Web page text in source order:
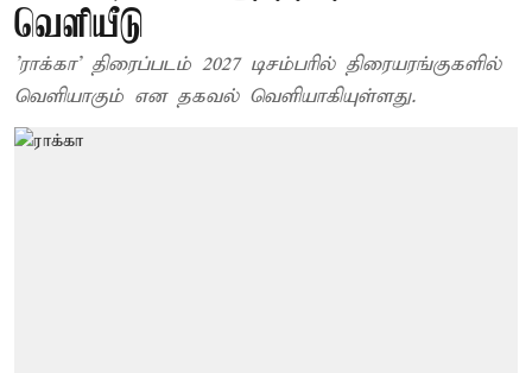
வெளியீடு
'ராக்கா' திரைப்படம் 2027 டிசம்பரில் திரையரங்குகளில்
வெளியாகும் என தகவல் வெளியாகியுள்ளது.